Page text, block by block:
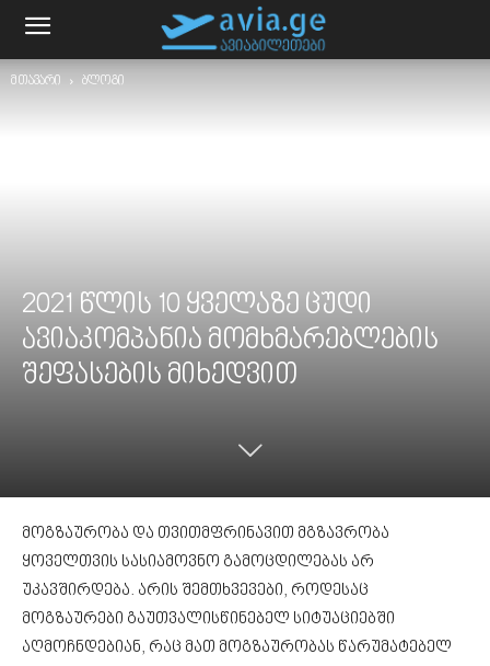
მთავარი ბლოგი
2021 წლის 10 ყველაზე ცუდი
ავიაკომპანია მომხმარებლების
შეფასების მიხედვით
მოგზაურობა და თვითმფრინავით მგზავრობა
ყოველთვის სასიამოვნო გამოცდილებას არ
უკავშირდება. არის შემთხვევები, როდესაც
მოგზაურები გაუთვალისწინებელ სიტუაციებში
აღმოჩნდებიან, რაც მათ მოგზაურობას წარუმატებელ